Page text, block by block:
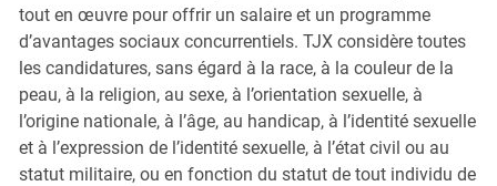
tout en œuvre pour offrir un salaire et un programme
d’avantages sociaux concurrentiels. TJX considère toutes
les candidatures, sans égard à la race, à la couleur de la
peau, à la religion, au sexe, à l’orientation sexuelle, à
l’origine nationale, à l’âge, au handicap, à l’identité sexuelle
et à l’expression de l’identité sexuelle, à l’état civil ou au
statut militaire, ou en fonction du statut de tout individu de